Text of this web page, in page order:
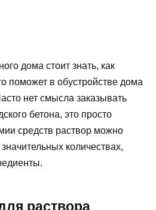
дома стоит знать, как
поможет в обустройстве дома
нет смысла заказывать
бетона, это просто
средств раствор можно
количествах,
раствора